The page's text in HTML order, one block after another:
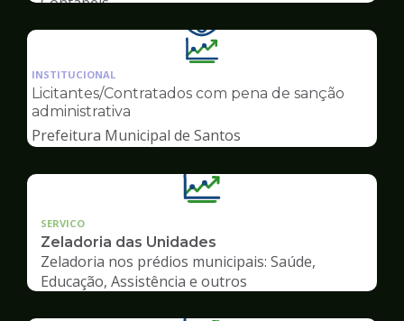
Ilustração
da
pagina
Transparência
INSTITUCIONAL
Licitantes/Contratados com pena de sanção
administrativa
Prefeitura Municipal de Santos
SERVICO
Zeladoria das Unidades
Zeladoria nos prédios municipais: Saúde,
Educação, Assistência e outros